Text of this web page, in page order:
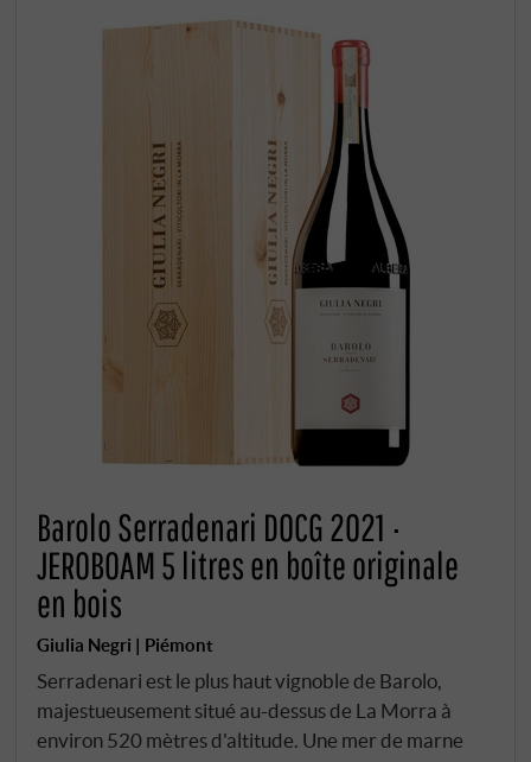
Barolo Serradenari DOCG 2021 ·
JEROBOAM 5 litres en boîte originale
en bois
Giulia Negri | Piémont
Serradenari est le plus haut vignoble de Barolo,
majestueusement situé au-dessus de La Morra à
environ 520 mètres d'altitude. Une mer de marne